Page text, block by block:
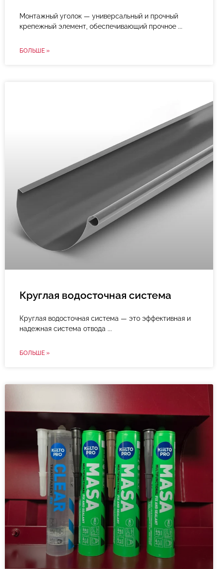
Монтажный уголок — универсальный и прочный
крепежный элемент, обеспечивающий прочное
БОЛЬШЕ »
Круглая водосточная система
Круглая водосточная система — это эффективная и
надежная система отвода
БОЛЬШЕ »